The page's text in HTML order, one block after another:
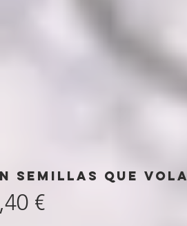
semillas que
de oferta
€